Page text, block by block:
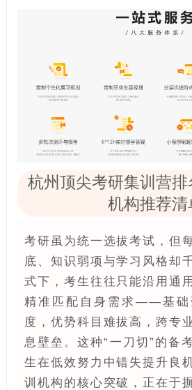
杭州顶尖考研集训营
机构推荐清
考研虽为统一选拔考试，但
底、知识弱项与学习风格却
式下，考生往往只能沿用通
精准匹配自身需求——基础
度，优势科目难拔高，跨专
息壁垒。这种“一刀切”的备
生在低效努力中错失提升良
训机构的核心突破，正在于